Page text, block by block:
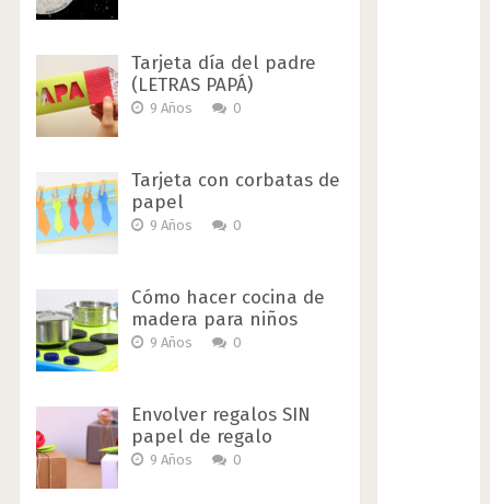
Tarjeta día del padre
(LETRAS PAPÁ)
9 Años 0
Tarjeta con corbatas de
papel
9 Años 0
Cómo hacer cocina de
madera para niños
9 Años 0
Envolver regalos SIN
papel de regalo
9 Años 0